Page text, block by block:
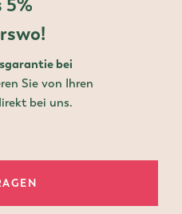
5%
bei
Sie von Ihren
bei uns.